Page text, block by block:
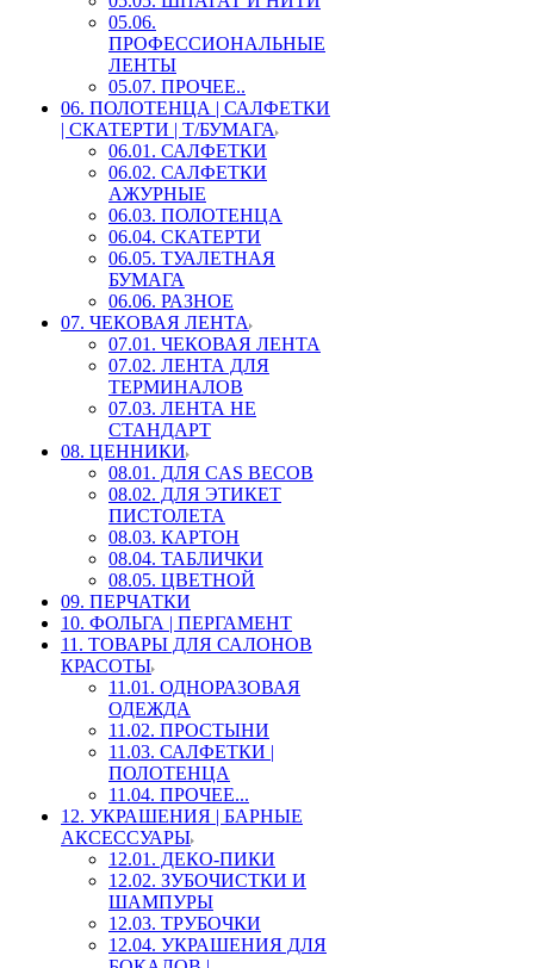
05.06.
ПРОФЕССИОНАЛЬНЫЕ
ЛЕНТЫ
05.07. ПРОЧЕЕ..
06. ПОЛОТЕНЦА | САЛФЕТКИ
| СКАТЕРТИ | Т/БУМАГА
06.01. САЛФЕТКИ
06.02. САЛФЕТКИ
АЖУРНЫЕ
06.03. ПОЛОТЕНЦА
06.04. СКАТЕРТИ
06.05. ТУАЛЕТНАЯ
БУМАГА
06.06. РАЗНОЕ
07. ЧЕКОВАЯ ЛЕНТА
07.01. ЧЕКОВАЯ ЛЕНТА
07.02. ЛЕНТА ДЛЯ
ТЕРМИНАЛОВ
07.03. ЛЕНТА НЕ
СТАНДАРТ
08. ЦЕННИКИ
08.01. ДЛЯ CAS ВЕСОВ
08.02. ДЛЯ ЭТИКЕТ
ПИСТОЛЕТА
08.03. КАРТОН
08.04. ТАБЛИЧКИ
08.05. ЦВЕТНОЙ
09. ПЕРЧАТКИ
10. ФОЛЬГА | ПЕРГАМЕНТ
11. ТОВАРЫ ДЛЯ САЛОНОВ
КРАСОТЫ
11.01. ОДНОРАЗОВАЯ
ОДЕЖДА
11.02. ПРОСТЫНИ
11.03. САЛФЕТКИ |
ПОЛОТЕНЦА
11.04. ПРОЧЕЕ...
12. УКРАШЕНИЯ | БАРНЫЕ
АКСЕССУАРЫ
12.01. ДЕКО-ПИКИ
12.02. ЗУБОЧИСТКИ И
ШАМПУРЫ
12.03. ТРУБОЧКИ
12.04. УКРАШЕНИЯ ДЛЯ